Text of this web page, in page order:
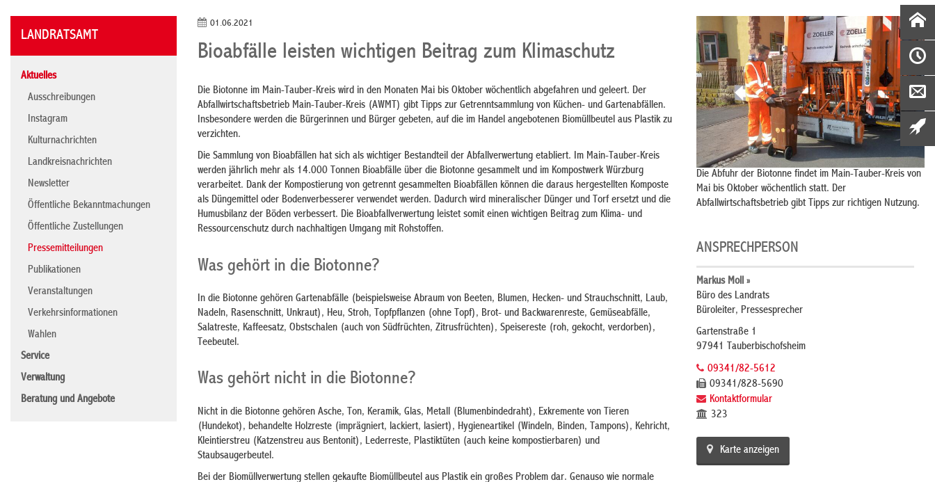
LANDRATSAMT
Aktuelles
Ausschreibungen
Instagram
Kulturnachrichten
Landkreisnachrichten
Newsletter
Öffentliche Bekanntmachungen
Öffentliche Zustellungen
Pressemitteilungen
Publikationen
Veranstaltungen
Verkehrsinformationen
Wahlen
Service
Verwaltung
Beratung und Angebote
01.06.2021
Bioabfälle leisten wichtigen Beitrag zum Klimaschutz
Die Biotonne im Main-Tauber-Kreis wird in den Monaten Mai bis Oktober wöchentlich abgefahren und geleert. Der
Abfallwirtschaftsbetrieb Main-Tauber-Kreis (AWMT) gibt Tipps zur Getrenntsammlung von Küchen- und Gartenabfällen.
Insbesondere werden die Bürgerinnen und Bürger gebeten, auf die im Handel angebotenen Biomüllbeutel aus Plastik zu
verzichten.
Die Sammlung von Bioabfällen hat sich als wichtiger Bestandteil der Abfallverwertung etabliert. Im Main-Tauber-Kreis
werden jährlich mehr als 14.000 Tonnen Bioabfälle über die Biotonne gesammelt und im Kompostwerk Würzburg
verarbeitet. Dank der Kompostierung von getrennt gesammelten Bioabfällen können die daraus hergestellten Komposte
als Düngemittel oder Bodenverbesserer verwendet werden. Dadurch wird mineralischer Dünger und Torf ersetzt und die
Humusbilanz der Böden verbessert. Die Bioabfallverwertung leistet somit einen wichtigen Beitrag zum Klima- und
Ressourcenschutz durch nachhaltigen Umgang mit Rohstoffen.
Was gehört in die Biotonne?
In die Biotonne gehören Gartenabfälle (beispielsweise Abraum von Beeten, Blumen, Hecken- und Strauchschnitt, Laub,
Nadeln, Rasenschnitt, Unkraut), Heu, Stroh, Topfpflanzen (ohne Topf), Brot- und Backwarenreste, Gemüseabfälle,
Salatreste, Kaffeesatz, Obstschalen (auch von Südfrüchten, Zitrusfrüchten), Speisereste (roh, gekocht, verdorben),
Teebeutel.
Was gehört nicht in die Biotonne?
Nicht in die Biotonne gehören Asche, Ton, Keramik, Glas, Metall (Blumenbindedraht), Exkremente von Tieren
(Hundekot), behandelte Holzreste (imprägniert, lackiert, lasiert), Hygieneartikel (Windeln, Binden, Tampons), Kehricht,
Kleintierstreu (Katzenstreu aus Bentonit), Lederreste, Plastiktüten (auch keine kompostierbaren) und
Staubsaugerbeutel.
Bei der Biomüllverwertung stellen gekaufte Biomüllbeutel aus Plastik ein großes Problem dar. Genauso wie normale
Die Abfuhr der Biotonne findet im Main-Tauber-Kreis von
Mai bis Oktober wöchentlich statt. Der
Abfallwirtschaftsbetrieb gibt Tipps zur richtigen Nutzung.
ANSPRECHPERSON
Markus Moll »
Büro des Landrats
Büroleiter, Pressesprecher
Gartenstraße 1
97941 Tauberbischofsheim
09341/82-5612
09341/828-5690
Kontaktformular
323
Karte anzeigen